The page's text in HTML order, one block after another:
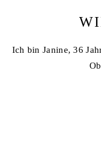
Ich bin Janine, 36